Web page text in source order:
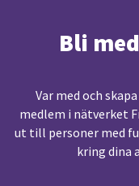
Bli
Var med och
medlem i nätverket
ut till personer med
kring dina